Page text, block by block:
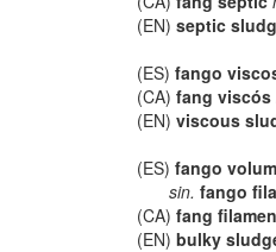
(EN)septic
(ES)fango
(CA)fang viscós
(EN)viscous
(ES)fango
sin. fango
(CA)fang
(EN)bulky